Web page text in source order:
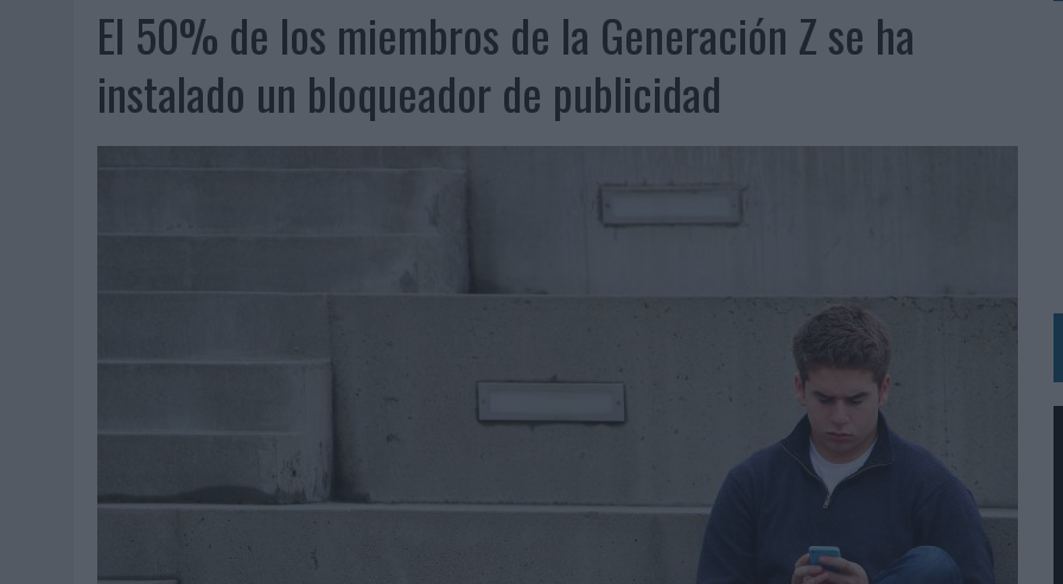
05/08/2026 |
LUIS ARQUILLOS (BURGO DE ARIAS): “LA CONSTRUCCIÓN DE MARCA A LARGO PLAZO Y LA MEDICIÓN SON DOS CARAS DE LA MISMA
MONEDA”
04/08/2026
‘EL PARAÍSO MÁS CERCA’, DE 22GRADOS PARA LOPESAN HOTELS & RESORTS
AUDIBLE REIVINDICA EL PODER TRANSFORMADOR DEL AUDIO EN SU NUEVA CAMPAÑA GLOBAL DE MARCA
BACK MARKET PONE A LA MADRE DE SU FUNDADOR COMO AVAL DE SU CALIDAD
‘FROZEN DUNKIN’ X CALIPPO®’, AUTOPRODUCCIÓN DE DUNKIN’
El 50% de los miembros de la Generación Z se ha
instalado un bloqueador de publicidad